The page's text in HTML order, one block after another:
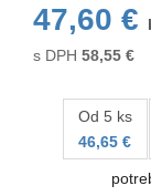
47,60 €
s DPH 58,55 €
Od 5 ks
46,65 €